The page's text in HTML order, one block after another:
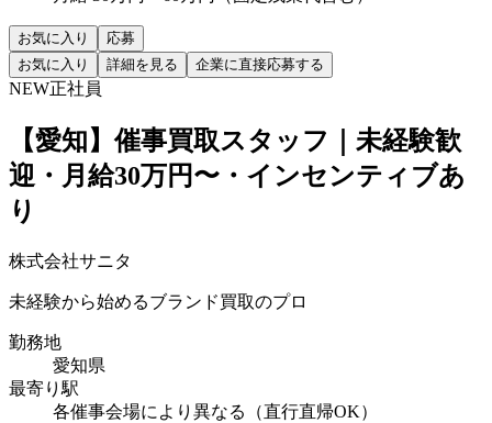
お気に入り
応募
お気に入り
詳細を見る 企業に直接応募する
NEW正社員
【愛知】催事買取スタッフ｜未経験歓
迎・月給30万円〜・インセンティブあ
り
株式会社サニタ
未経験から始めるブランド買取のプロ
勤務地
愛知県
最寄り駅
各催事会場により異なる（直行直帰OK）